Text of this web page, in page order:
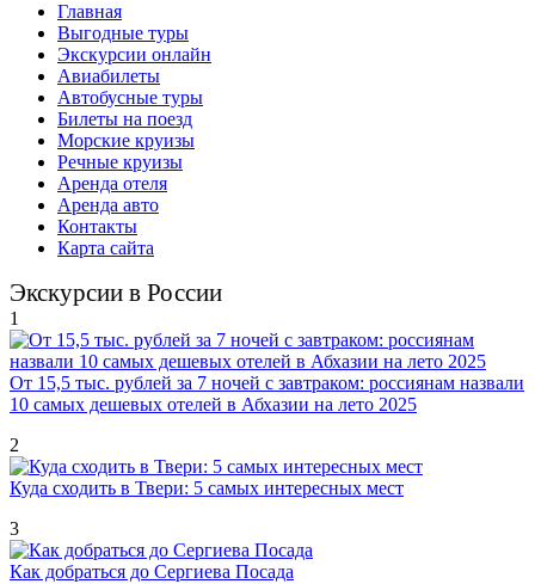
Главная
Выгодные туры
Экскурсии онлайн
Авиабилеты
Автобусные туры
Билеты на поезд
Морские круизы
Речные круизы
Аренда отеля
Аренда авто
Контакты
Карта сайта
Экскурсии в России
1
От 15,5 тыс. рублей за 7 ночей с завтраком: россиянам назвали
10 самых дешевых отелей в Абхазии на лето 2025
2
Куда сходить в Твери: 5 самых интересных мест
3
Как добраться до Сергиева Посада